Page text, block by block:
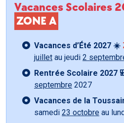
Vacances Scolaires
ZONE A
Vacances d’Été 2027 ☀️
juillet au jeudi 2
Rentrée Scolaire 2027
septembre 2027
Vacances de la
samedi 23 octobre au